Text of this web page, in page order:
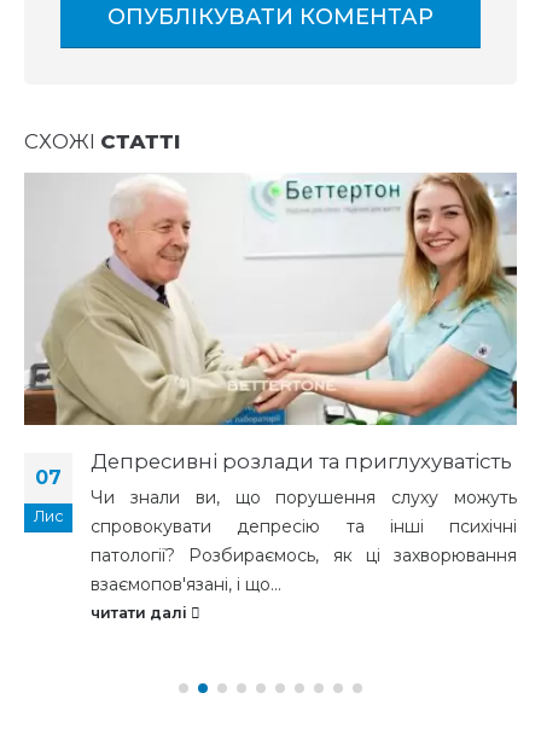
СХОЖІ СТАТТІ
07
Лис
Депресивні розлади та приглухуватість
Чи знали ви, що порушення слуху можуть
спровокувати депресію та інші психічні
патології? Розбираємось, як ці захворювання
взаємопов'язані, і що...
читати далі